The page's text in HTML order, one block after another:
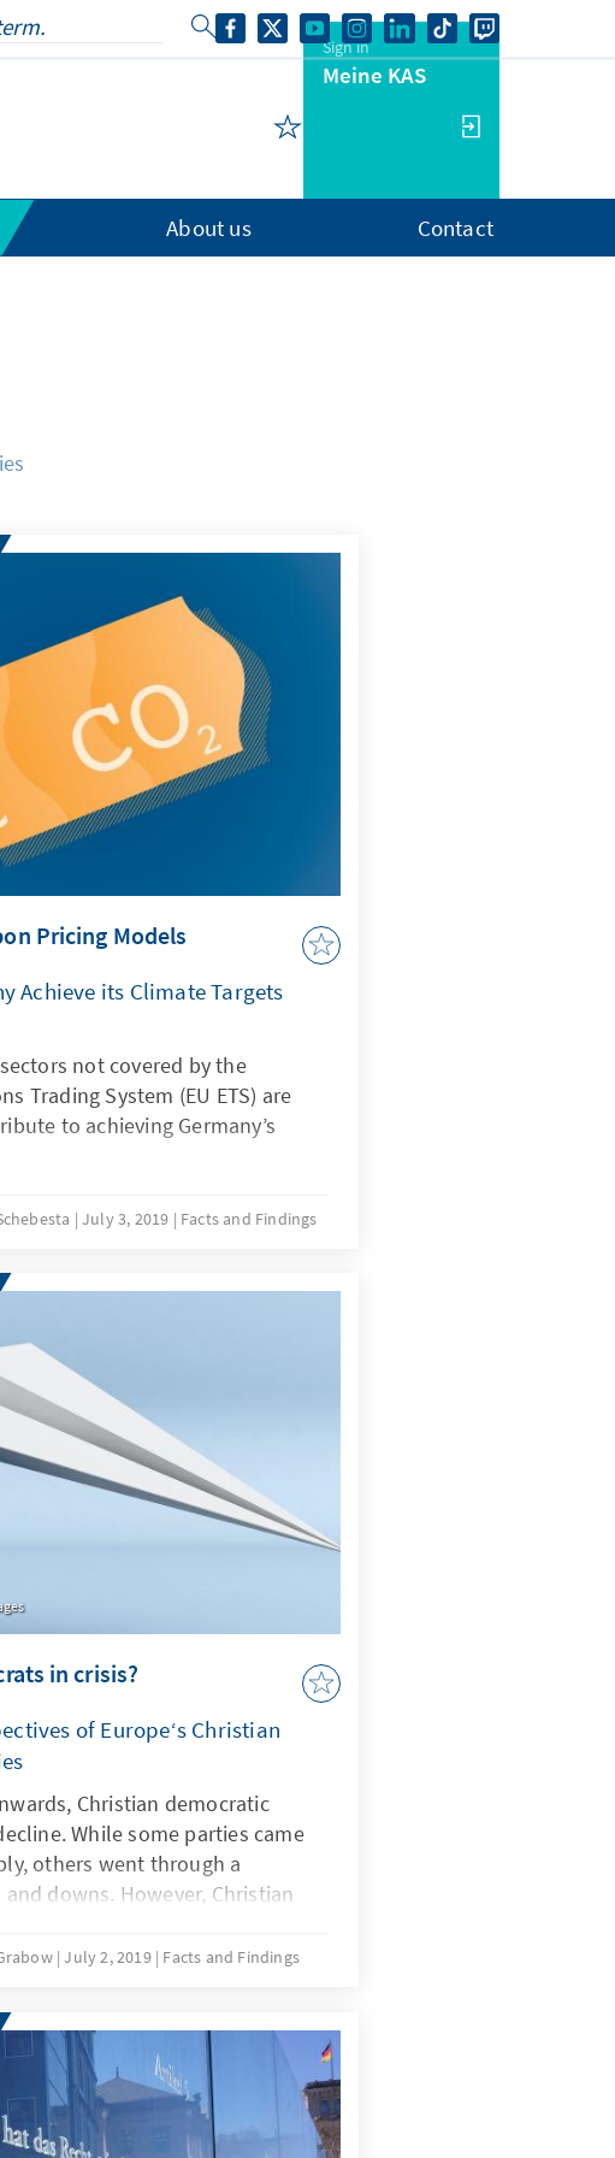
Sign in
Meine KAS
About us Contact
Pricing Models
Achieve its Climate Targets
not covered by the
Trading System (EU ETS) are
to achieving Germany’s
July 3, 2019 Facts and Findings
in crisis?
of Europe‘s Christian
Christian democratic
While some parties came
others went through a
downs. However, Christian
When this study was
and in five, they furnished
Contrary to the general
parties, some Christian
able to effect a recovery,
extent. The climbers were
July 2, 2019 Facts and Findings